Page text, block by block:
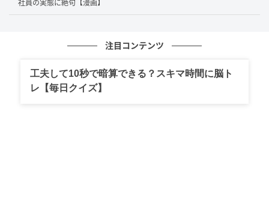
社員の実態に絶句【漫画】
注目コンテンツ
工夫して10秒で暗算できる？スキマ時間に脳ト
レ【毎日クイズ】